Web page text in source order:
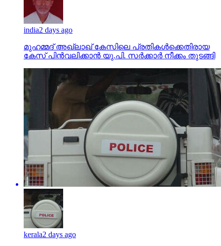
india2 days ago
മുഹമ്മദ് അഖ്‌ലാഖ് കേസിലെ പ്രതികള്‍ക്കെതിരായ
കേസ് പിന്‍വലിക്കാന്‍ യു.പി. സര്‍ക്കാര്‍ നീക്കം തുടങ്ങി
kerala2 days ago